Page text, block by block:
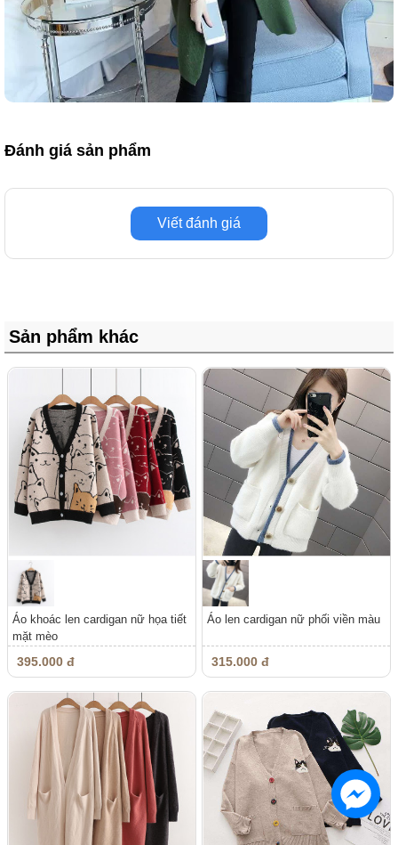
Đánh giá sản phẩm
Viết đánh giá
Sản phẩm khác
Áo khoác len cardigan nữ họa tiết
mặt mèo
395.000 đ
Áo len cardigan nữ phối viền màu
315.000 đ